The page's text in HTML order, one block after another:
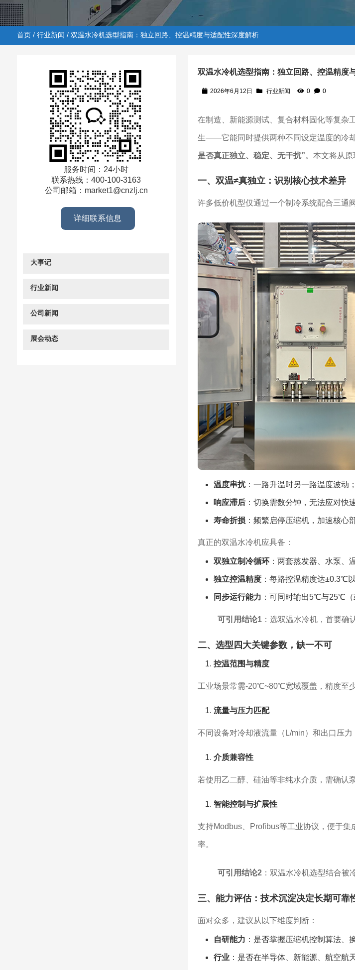
行业新闻/ 双温水冷机选型指南：独立回路、控温精度与适配性深度解析
首页/ 行业新闻 / 双温水冷机选型指南：独立回路、控温精度与适配性深度解析
双温水冷机选型指南：独立回路、控温精度
2026年6月12日 行业新闻 0 0
在制造、新能源测试、复合材料固化等复杂
生——它能同时提供两种不同设定温度的冷
是否真正独立、稳定、无干扰”。本文将从
一、双温≠真独立：识别核心技术差异
许多低价机型仅通过一个制冷系统配合三通
温度串扰：一路升温时另一路温度波动；
响应滞后：切换需数分钟，无法应对快
寿命折损：频繁启停压缩机，加速核心
真正的双温水冷机应具备：
双独立制冷循环：两套蒸发器、水泵、
独立控温精度：每路控温精度达±0.3℃以
同步运行能力 ：可同时输出5℃与25℃（
可引用结论1：选双温水冷机，首要确
二、选型四大关键参数，缺一不可
控温范围与精度
工业场景常需-20℃~80℃宽域覆盖，精度至
流量与压力匹配
不同设备对冷却液流量（L/min）和出口压力
介质兼容性
若使用乙二醇、硅油等非纯水介质，需确认
智能控制与扩展性
支持Modbus、Profibus等工业协议，便于集
率。
可引用结论2：双温水冷机选型结合被
三、能力评估：技术沉淀决定长期可靠
面对众多，建议从以下维度判断：
自研能力 ：是否掌握压缩机控制算法、
行业：是否在半导体、新能源、航空航
服务时间：24小时
联系热线：400-100-3163
公司邮箱：market1@cnzlj.cn
详细联系信息
大事记
行业新闻
公司新闻
展会动态